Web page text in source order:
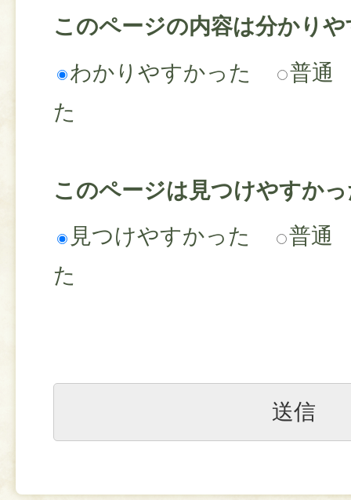
このページの内容は分かり
わかりやすかった
普通
た
このページは見つけやすか
見つけやすかった
普通
た